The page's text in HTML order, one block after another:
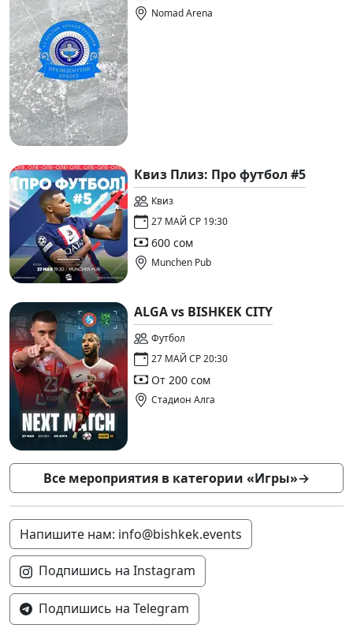
Nomad Arena
Квиз Плиз: Про футбол #5
Квиз
27 МАЙ СР 19:30
600 сом
Munchen Pub
ALGA vs BISHKEK CITY
Футбол
27 МАЙ СР 20:30
От 200 сом
Стадион Алга
Все мероприятия в категории «Игры»→
Напишите нам: info@bishkek.events
Подпишись на Instagram
Подпишись на Telegram